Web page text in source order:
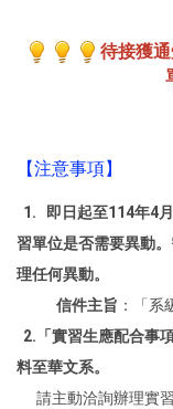
待接獲
【注意事項】
1. 即日起至114年4
習單位是否需要異動
理任何異動。
​​ 信件主旨 ：「
2.「實習生應配合事
料至華文系。
請主動洽詢辦理實